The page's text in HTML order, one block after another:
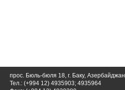
прос. Бюль-бюля 18, г. Баку, Азербайджан
Тел.: (+994 12) 4935903; 4935964